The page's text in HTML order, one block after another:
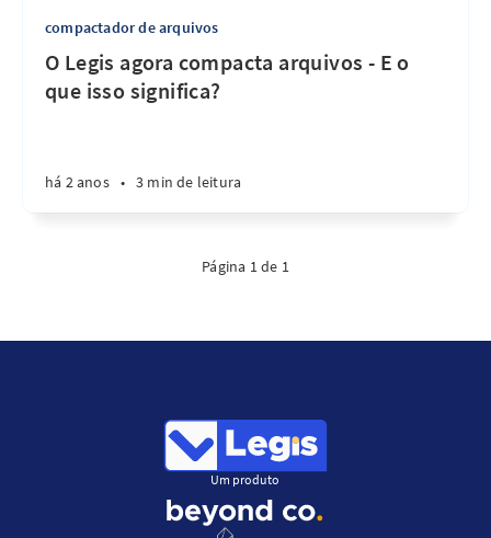
compactador de arquivos
O Legis agora compacta arquivos - E o
que isso significa?
há 2 anos • 3 min de leitura
Página 1 de 1
Um produto